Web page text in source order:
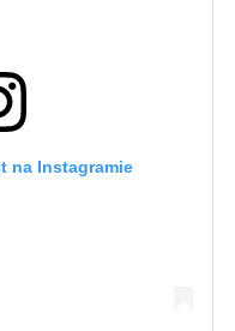
na Instagramie